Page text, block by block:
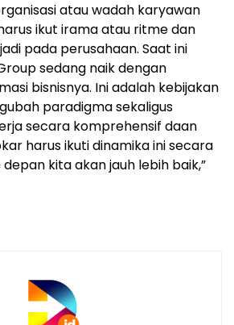
atau wadah karyawan
ikut irama atau ritme dan
pada perusahaan. Saat ini
sedang naik dengan
bisnisnya. Ini adalah kebijakan
paradigma sekaligus
secara komprehensif daan
harus ikuti dinamika ini secara
depan kita akan jauh lebih baik,”